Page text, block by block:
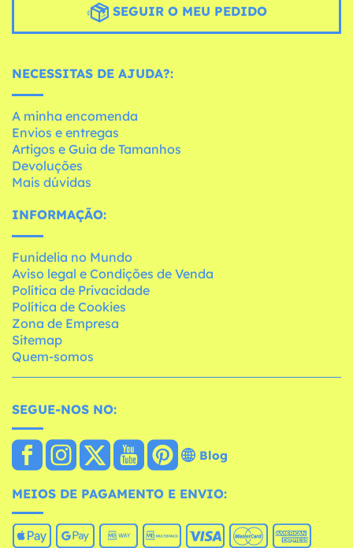
SEGUIR O MEU PEDIDO
NECESSITAS DE AJUDA?:
A minha encomenda
Envios e entregas
Artigos e Guia de Tamanhos
Devoluções
Mais dúvidas
INFORMAÇÃO:
Funidelia no Mundo
Aviso legal e Condições de Venda
Política de Privacidade
Política de Cookies
Zona de Empresa
Sitemap
Quem-somos
SEGUE-NOS NO:
Blog
MEIOS DE PAGAMENTO E ENVIO: